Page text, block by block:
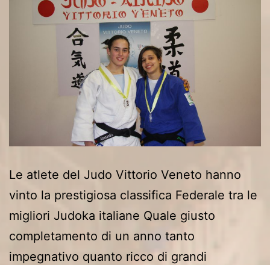
Le atlete del Judo Vittorio Veneto hanno
vinto la prestigiosa classifica Federale tra le
migliori Judoka italiane Quale giusto
completamento di un anno tanto
impegnativo quanto ricco di grandi